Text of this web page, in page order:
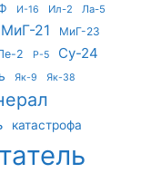
И-16 Ил-2
Ла-5
МиГ-21
МиГ-23
2 Р-5 Су-24
Як-9 Як-38
катастрофа